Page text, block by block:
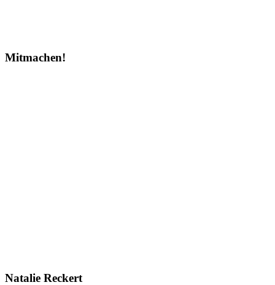
Mitmachen!
Natalie Reckert